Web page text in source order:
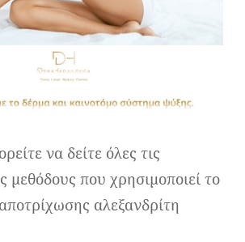
να δείτε όλες τις
μεθόδους που χρησιμοποιεί το
αλεξανδρίτη